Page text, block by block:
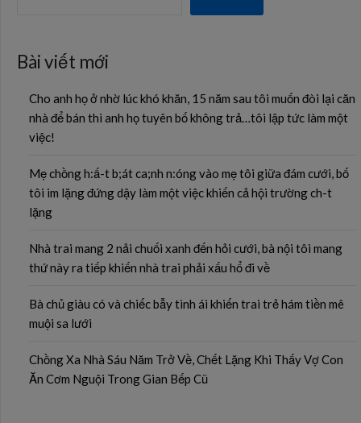
Bài viết mới
Cho anh họ ở nhờ lúc khó khăn, 15 năm sau tôi muốn đòi lại căn
nhà để bán thì anh họ tuyên bố không trả…tôi lập tức làm một
việc!
Mẹ chồng h:ấ-t b;át ca;nh n:óng vào mẹ tôi giữa đám cưới, bố
tôi im lặng đứng dậy làm một việc khiến cả hội trường ch-t
lặng
Nhà trai mang 2 nải chuối xanh đến hỏi cưới, bà nội tôi mang
thứ này ra tiếp khiến nhà trai phải xấu hổ đi về
Bà chủ giàu có và chiếc bẫy tình ái khiến trai trẻ hám tiền mê
muội sa lưới
Chồng Xa Nhà Sáu Năm Trở Về, Chết Lặng Khi Thấy Vợ Con
Ăn Cơm Nguội Trong Gian Bếp Cũ